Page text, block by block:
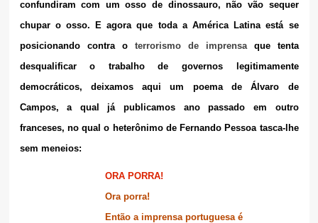
confundiram com um osso de dinossauro, não vão sequer
chupar o osso. E agora que toda a América Latina está se
posicionando contra o terrorismo de imprensa
que tenta
desqualificar o trabalho de governos legitimamente
democráticos, deixamos aqui um poema de Álvaro de
Campos, a qual já publicamos ano passado em outro
franceses, no qual o heterônimo de Fernando Pessoa tasca-lhe
sem meneios:
ORA PORRA!
Ora porra!
Então a imprensa portuguesa é